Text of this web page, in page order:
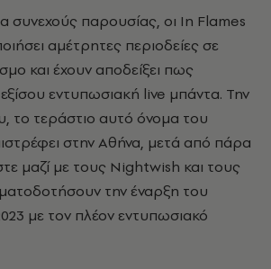
συνεχούς παρουσίας, οι In Flames
αμέτρητες περιοδείες σε
και έχουν αποδείξει πως
εξίσου εντυπωσιακή live μπάντα. Την
το τεράστιο αυτό όνομα του
στην Αθήνα, μετά από πάρα
μαζί με τους Nightwish και τους
την έναρξη του
με τον πλέον εντυπωσιακό